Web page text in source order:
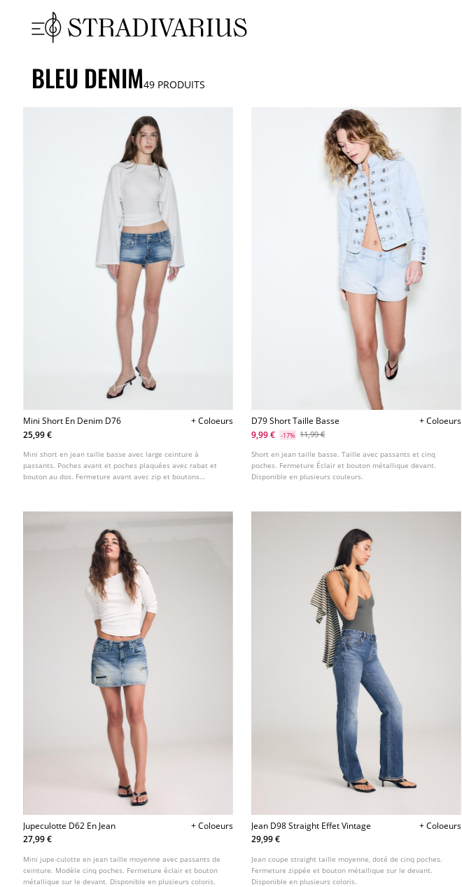
BLEU DENIM49 PRODUITS
Mini Short En Denim D76
+ Coloeurs
25,99 €
Mini short en jean taille basse avec large ceinture à
passants. Poches avant et poches plaquées avec rabat et
bouton au dos. Fermeture avant avec zip et boutons
D79 Short Taille Basse
+ Coloeurs
9,99 €
-17% 11,99 €
Short en jean taille basse. Taille avec passants et cinq
poches. Fermeture Éclair et bouton métallique devant.
Disponible en plusieurs couleurs.
Jupeculotte D62 En Jean
+ Coloeurs
27,99 €
Mini jupe-culotte en jean taille moyenne avec passants de
ceinture. Modèle cinq poches. Fermeture éclair et bouton
métallique sur le devant. Disponible en plusieurs coloris.
Jean D98 Straight Effet Vintage
+ Coloeurs
29,99 €
Jean coupe straight taille moyenne, doté de cinq poches.
Fermeture zippée et bouton métallique sur le devant.
Disponible en plusieurs coloris.